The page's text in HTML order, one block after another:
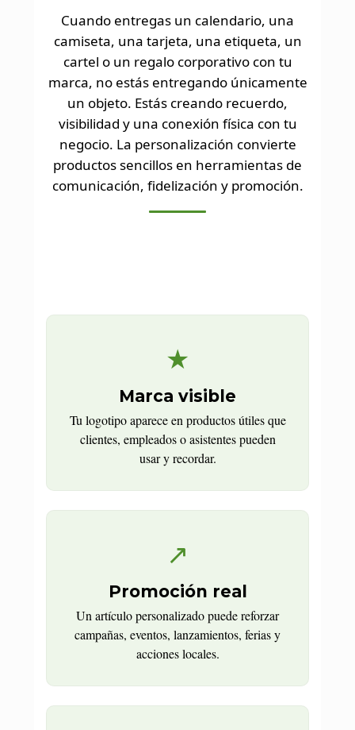
Cuando entregas un calendario, una
camiseta, una tarjeta, una etiqueta, un
cartel o un regalo corporativo con tu
marca, no estás entregando únicamente
un objeto. Estás creando recuerdo,
visibilidad y una conexión física con tu
negocio. La personalización convierte
productos sencillos en herramientas de
comunicación, fidelización y promoción.
★
Marca visible
Tu logotipo aparece en productos útiles que
clientes, empleados o asistentes pueden
usar y recordar.
↗
Promoción real
Un artículo personalizado puede reforzar
campañas, eventos, lanzamientos, ferias y
acciones locales.